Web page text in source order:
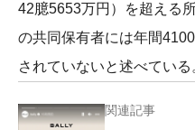
42臆5653万円）を超える
の共同保有者には年間
されていないと述べている
関連記事